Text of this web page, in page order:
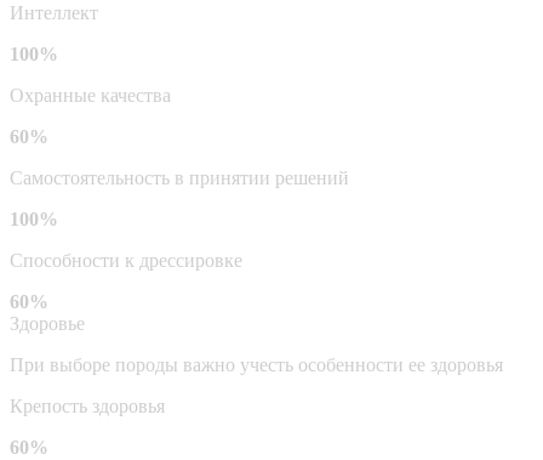
Интеллект
100%
Охранные качества
60%
Самостоятельность в принятии решений
100%
Способности к дрессировке
60%
Здоровье
При выборе породы важно учесть особенности ее здоровья
Крепость здоровья
60%